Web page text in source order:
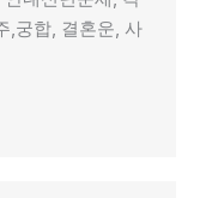
,궁합, 결혼운, 사